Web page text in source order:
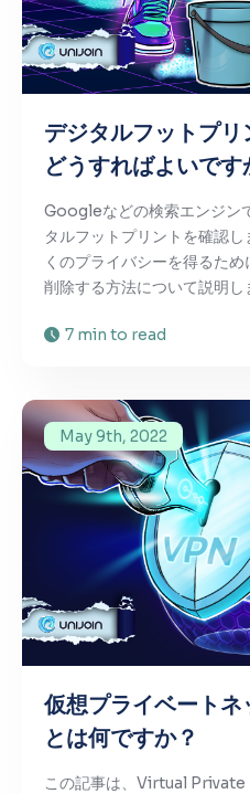
デジタルフットプ
どうすればよいです
Googleなどの検索エンジン
タルフットプリントを確認
くのプライバシーを得るた
削除する方法について説明し
7 min to read
May 9th, 2022
仮想プライベートネ
とは何ですか？
この記事は、Virtual Private